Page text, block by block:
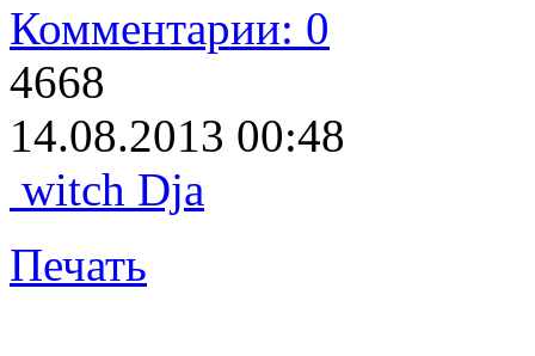
Комментарии: 0
4668
14.08.2013 00:48
witch Dja
Печать